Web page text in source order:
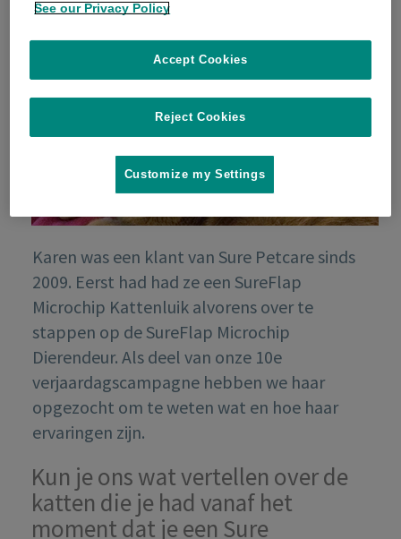
Karen was een klant van Sure Petcare sinds
2009. Eerst had had ze een SureFlap
Microchip Kattenluik alvorens over te
stappen op de SureFlap Microchip
Dierendeur. Als deel van onze 10e
verjaardagscampagne hebben we haar
opgezocht om te weten wat en hoe haar
ervaringen zijn.
Kun je ons wat vertellen over de
katten die je had vanaf het
moment dat je een Sure
See our Privacy Policy
Reject Cookies
Accept Cookies
Customize my Settings